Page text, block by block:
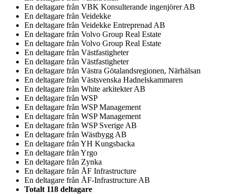
En deltagare från VBK Konsulterande ingenjörer AB
En deltagare från Veidekke
En deltagare från Veidekke Entreprenad AB
En deltagare från Volvo Group Real Estate
En deltagare från Volvo Group Real Estate
En deltagare från Västfastigheter
En deltagare från Västfastigheter
En deltagare från Västra Götalandsregionen, Närhälsan
En deltagare från Västsvenska Hadnelskammaren
En deltagare från White arkitekter AB
En deltagare från WSP
En deltagare från WSP Management
En deltagare från WSP Management
En deltagare från WSP Sverige AB
En deltagare från Wästbygg AB
En deltagare från YH Kungsbacka
En deltagare från Yrgo
En deltagare från Zynka
En deltagare från ÅF Infrastructure
En deltagare från ÅF-Infrastructure AB
Totalt 118 deltagare